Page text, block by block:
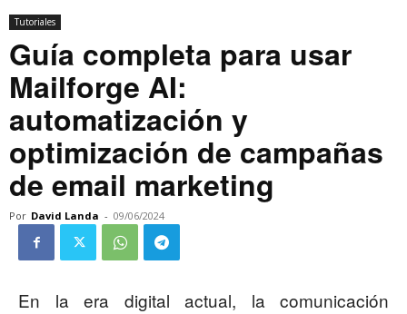
Tutoriales
Guía completa para usar
Mailforge AI:
automatización y
optimización de campañas
de email marketing
Por David Landa - 09/06/2024
En la era digital actual, la comunicación